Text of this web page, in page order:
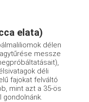
elata)
délen
messze
déli
fajokat felváltó
mint azt a 35-ös